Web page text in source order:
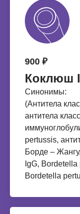
900 ₽
Коклюш
Синонимы:
(Антитела
антитела
pertussis,
Борде –
IgG,
Bordetella